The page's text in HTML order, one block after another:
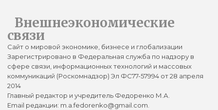
Внешнеэкономические
связи
Сайт о мировой экономике, бизнесе и глобализации
Зарегистрировано в Федеральная служба по надзору в
сфере связи, информационных технологий и массовых
коммуникаций (Роскомнадзор) Эл ФС77-57994 от 28 апреля
2014
Главный редактор и учредитель Федоренко М.А.
Email редакции: m.a.fedorenko@gmail.com.